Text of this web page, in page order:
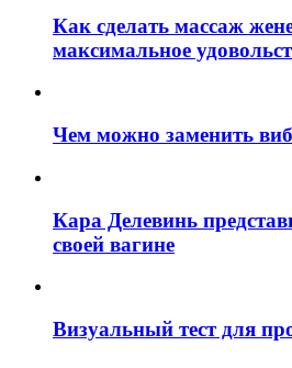
Как сделать массаж
максимальное
Чем можно заменить
Кара Делевинь
своей вагине
Визуальный тест для